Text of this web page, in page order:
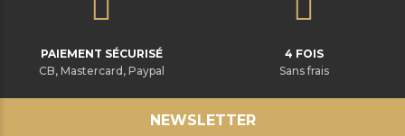
PAIEMENT SÉCURISÉ
CB, Mastercard, Paypal
4 FOIS
Sans frais
NEWSLETTER